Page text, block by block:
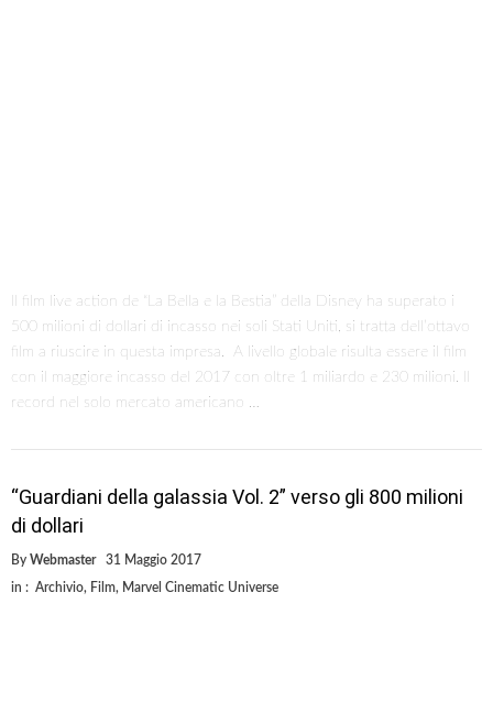
Il film live action de “La Bella e la Bestia” della Disney ha superato i
500 milioni di dollari di incasso nei soli Stati Uniti, si tratta dell’ottavo
film a riuscire in questa impresa. A livello globale risulta essere il film
con il maggiore incasso del 2017 con oltre 1 miliardo e 230 milioni. Il
record nel solo mercato americano …
“Guardiani della galassia Vol. 2” verso gli 800 milioni
di dollari
By Webmaster 31 Maggio 2017
in : Archivio, Film, Marvel Cinematic Universe